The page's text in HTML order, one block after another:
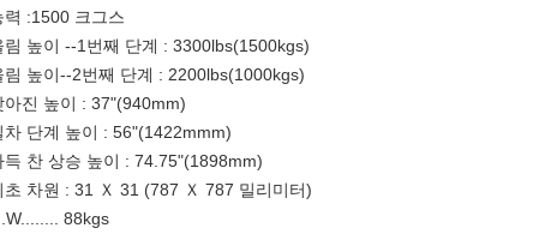
력 :1500 크그스
림 높이 --1번째 단계 : 3300lbs(1500kgs)
림 높이--2번째 단계 : 2200lbs(1000kgs)
아진 높이 : 37"(940mm)
차 단계 높이 : 56"(1422mmm)
득 찬 상승 높이 : 74.75"(1898mm)
초 차원 : 31 Ｘ 31 (787 Ｘ 787 밀리미터)
88kgs